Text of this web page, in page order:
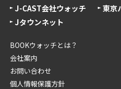
J-CAST会社ウォッチ
東京
Jタウンネット
BOOKウォッチとは？
会社案内
お問い合わせ
個人情報保護方針